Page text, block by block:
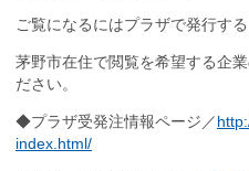
ご覧になるにはプラザで発行す
茅野市在住で閲覧を希望する企
ださい。
◆プラザ受発注情報ページ／
index.html/